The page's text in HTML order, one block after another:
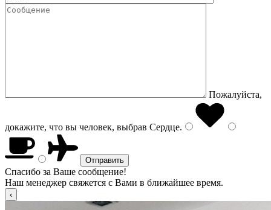
Пожалуйста,
докажите, что вы человек, выбрав Сердце.
Спасибо за Ваше сообщение!
Наш менеджер свяжется с Вами в ближайшее время.